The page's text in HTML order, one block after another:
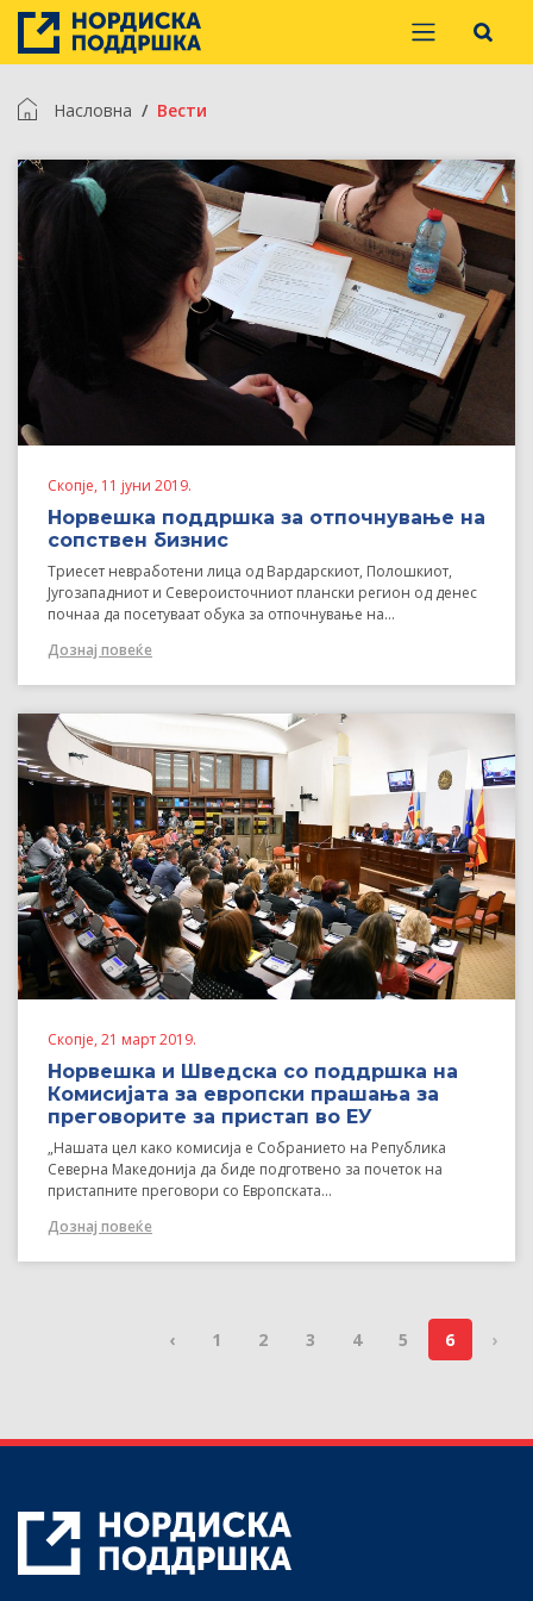
Насловна Вести
Скопје, 11 јуни 2019.
Норвешка поддршка за отпочнување на
сопствен бизнис
Триесет невработени лица од Вардарскиот, Полошкиот,
Југозападниот и Североисточниот плански регион од денес
почнаа да посетуваат обука за отпочнување на...
Дознај повеќе
Скопје, 21 март 2019.
Норвешка и Шведска со поддршка на
Комисијата за европски прашања за
преговорите за пристап во ЕУ
„Нашата цел како комисија е Собранието на Република
Северна Македонија да биде подготвено за почеток на
пристапните преговори со Европската...
Дознај повеќе
‹ 1 2 3 4 5 6 ›